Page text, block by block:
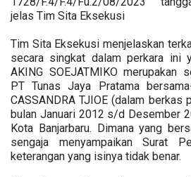
jelas Tim Sita Eksekusi
Tim Sita Eksekusi menjelaskan
secara singkat dalam perkara ini
AKING SOEJATMIKO merupakan
PT Tunas Jaya Pratama
CASSANDRA TJIOE (dalam berkas
bulan Januari 2012 s/d Desember
Kota Banjarbaru. Dimana yang
sengaja menyampaikan Surat
keterangan yang isinya tidak benar.